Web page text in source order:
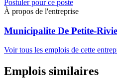
Postuler pour ce poste
À propos de l'entreprise
Municipalite De Petite-
Voir tous les emplois de cette
Emplois similaires